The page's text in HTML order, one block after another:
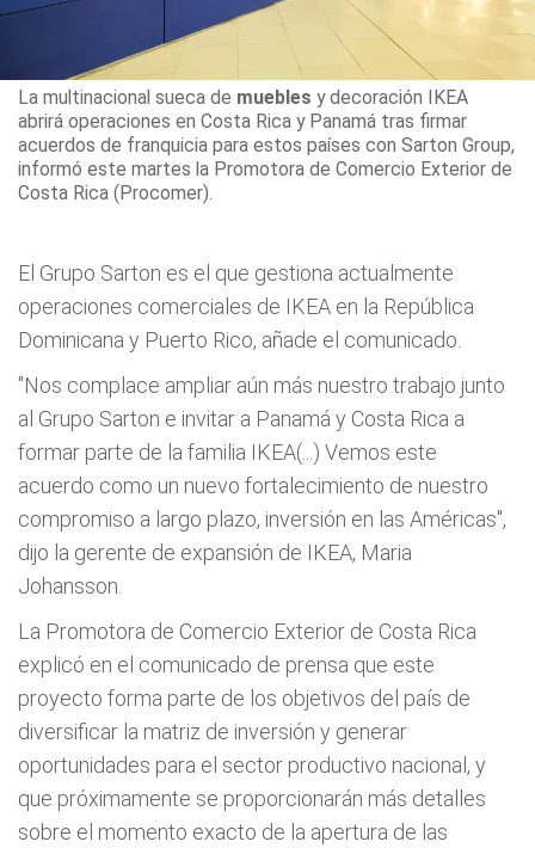
La multinacional sueca de muebles y decoración IKEA
abrirá operaciones en Costa Rica y Panamá tras firmar
acuerdos de franquicia para estos países con Sarton Group,
informó este martes la Promotora de Comercio Exterior de
Costa Rica (Procomer).
El Grupo Sarton es el que gestiona actualmente
operaciones comerciales de IKEA en la República
Dominicana y Puerto Rico, añade el comunicado.
"Nos complace ampliar aún más nuestro trabajo junto
al Grupo Sarton e invitar a Panamá y Costa Rica a
formar parte de la familia IKEA(...) Vemos este
acuerdo como un nuevo fortalecimiento de nuestro
compromiso a largo plazo, inversión en las Américas",
dijo la gerente de expansión de IKEA, Maria
Johansson.
La Promotora de Comercio Exterior de Costa Rica
explicó en el comunicado de prensa que este
proyecto forma parte de los objetivos del país de
diversificar la matriz de inversión y generar
oportunidades para el sector productivo nacional, y
que próximamente se proporcionarán más detalles
sobre el momento exacto de la apertura de las